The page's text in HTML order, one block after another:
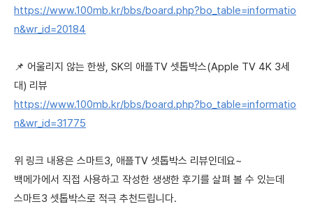
https://www.100mb.kr/bbs/board.php?bo_table=informatio
n&wr_id=20184
📌 어울리지 않는 한쌍, SK의 애플TV 셋톱박스(Apple TV 4K 3세
대) 리뷰
https://www.100mb.kr/bbs/board.php?bo_table=informatio
n&wr_id=31775
위 링크 내용은 스마트3, 애플TV 셋톱박스 리뷰인데요~
백메가에서 직접 사용하고 작성한 생생한 후기를 살펴 볼 수 있는데
스마트3 셋톱박스로 적극 추천드립니다.